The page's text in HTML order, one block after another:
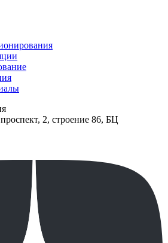
2, строение 86, БЦ